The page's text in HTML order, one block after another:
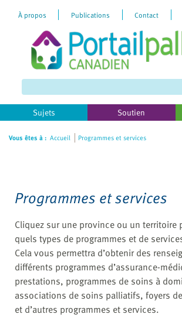
website
includes
an
accessibility
À propos Publications Contact
Sujets Soutien
Vous êtes à : Accueil Programmes et services
Programmes et services
Cliquez sur une province ou un territoire
quels types de programmes et de
Cela vous permettra d’obtenir des
différents programmes d’assurance-
prestations, programmes de soins à
associations de soins palliatifs, foyers
et d’autres programmes et services.